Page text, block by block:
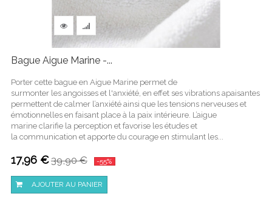
Bague Aigue Marine -...
Porter cette bague en Aigue Marine permet de
surmonter les angoisses et l'anxiété, en effet ses vibrations apaisantes
permettent de calmer l’anxiété ainsi que les tensions nerveuses et
émotionnelles en faisant place à la paix intérieure. L’aigue
marine clarifie la perception et favorise les études et
la communication et apporte du courage en stimulant les...
17,96 €39,90 € -55%
AJOUTER AU PANIER